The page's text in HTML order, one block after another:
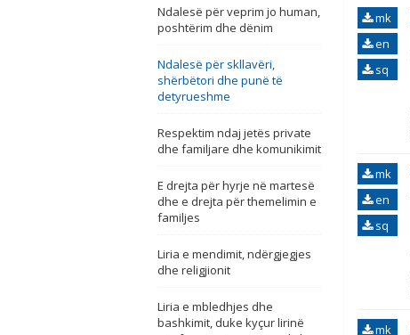
Ndalesë për veprim jo human,
poshtërim dhe dënim
Ndalesë për skllavëri,
shërbëtori dhe punë të
detyrueshme
Respektim ndaj jetës private
dhe familjare dhe komunikimit
E drejta për hyrje në martesë
dhe e drejta për themelimin e
familjes
Liria e mendimit, ndërgjegjes
dhe religjionit
Liria e mbledhjes dhe
bashkimit, duke kyçur lirinë
mk
en
sq
mk
en
sq
mk